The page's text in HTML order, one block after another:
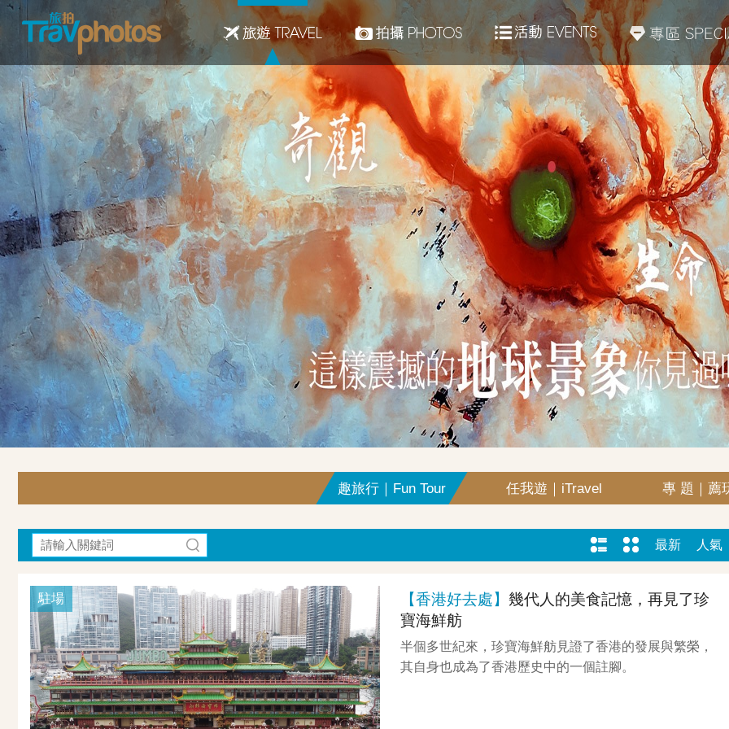
趣旅行｜Fun Tour 任我遊｜iTravel 專 題｜薦
最新 人氣
駐場 【香港好去處】 幾代人的美食記憶，再見了珍
寶海鮮舫
半個多世紀來，珍寶海鮮舫見證了香港的發展與繁榮，
其自身也成為了香港歷史中的一個註腳。